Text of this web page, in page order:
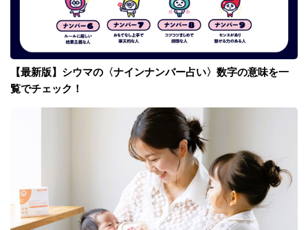
【最新版】シウマの〈ナインナンバー占い〉数字の意味を一
覧でチェック！